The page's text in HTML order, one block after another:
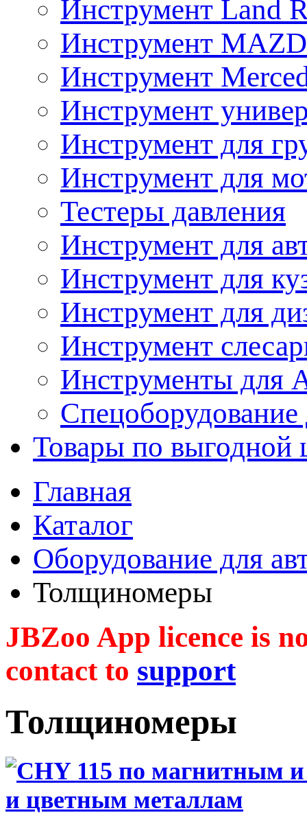
Инструмент Land
Инструмент
Инструмент
Инструмент
Инструмент для
Инструмент для
Тестеры давления
Инструмент для
Инструмент для
Инструмент для
Инструмент
Инструменты
Спецоборудование
Товары по выгодной
Главная
Каталог
Оборудование для
Толщиномеры
JBZoo App licence is
contact to support
Толщиномеры
и цветным металлам